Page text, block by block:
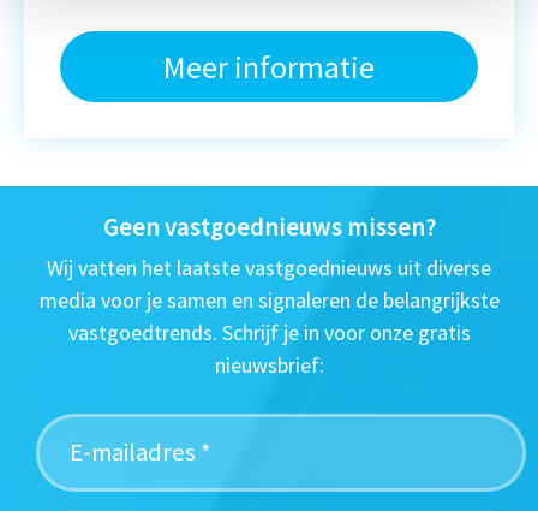
Meer informatie
Geen vastgoednieuws missen?
Wij vatten het laatste vastgoednieuws uit diverse
media voor je samen en signaleren de belangrijkste
vastgoedtrends. Schrijf je in voor onze gratis
nieuwsbrief: